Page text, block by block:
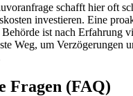
schafft hier oft
investieren. Eine
ist nach Erfahrung
Weg, um Verzögerungen
Fragen (FAQ)